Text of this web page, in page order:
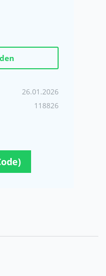
26.01.2026
118826